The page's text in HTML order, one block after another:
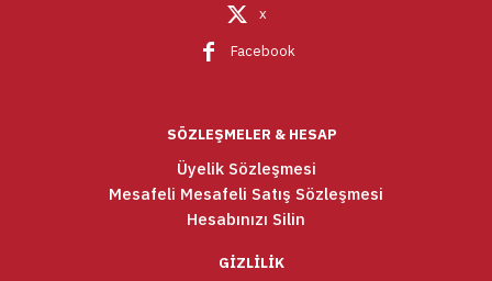
x
Facebook
SÖZLEŞMELER & HESAP
Üyelik Sözleşmesi
Mesafeli Mesafeli Satış Sözleşmesi
Hesabınızı Silin
GİZLİLİK